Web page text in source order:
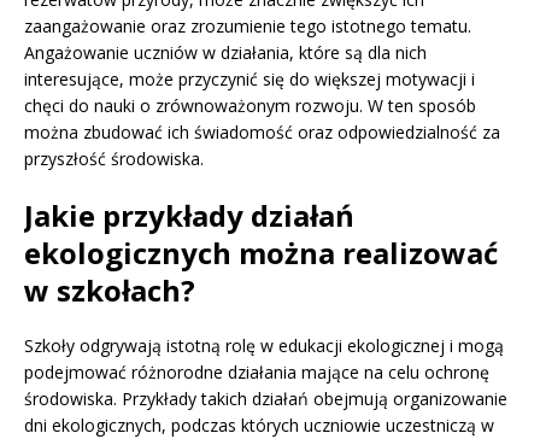
zaangażowanie oraz zrozumienie tego istotnego tematu.
Angażowanie uczniów w działania, które są dla nich
interesujące, może przyczynić się do większej motywacji i
chęci do nauki o zrównoważonym rozwoju. W ten sposób
można zbudować ich świadomość oraz odpowiedzialność za
przyszłość środowiska.
Jakie przykłady działań
ekologicznych można realizować
w szkołach?
Szkoły odgrywają istotną rolę w edukacji ekologicznej i mogą
podejmować różnorodne działania mające na celu ochronę
środowiska. Przykłady takich działań obejmują organizowanie
dni ekologicznych, podczas których uczniowie uczestniczą w